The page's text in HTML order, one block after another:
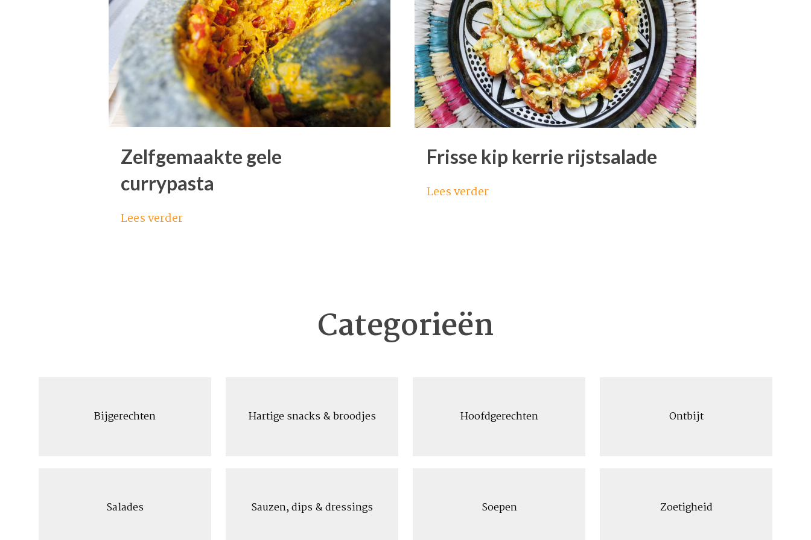
Zelfgemaakte gele
currypasta
Lees verder
Frisse kip kerrie rijstsalade
Lees verder
Categorieën
Bijgerechten Hartige snacks & broodjes Hoofdgerechten Ontbijt
Salades Sauzen, dips & dressings Soepen Zoetigheid